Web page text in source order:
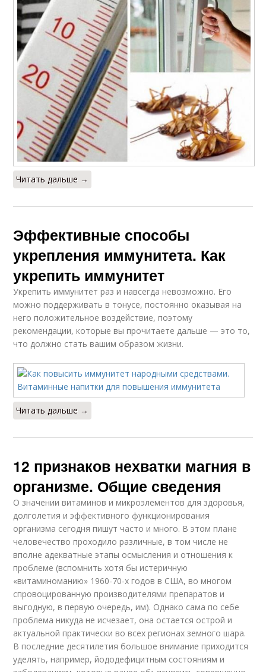
Читать дальше →
Эффективные способы
укрепления иммунитета. Как
укрепить иммунитет
Укрепить иммунитет раз и навсегда невозможно. Его
можно поддерживать в тонусе, постоянно оказывая на
него положительное воздействие, поэтому
рекомендации, которые вы прочитаете дальше — это то,
что должно стать вашим образом жизни.
Читать дальше →
12 признаков нехватки магния в
организме. Общие сведения
О значении витаминов и микроэлементов для здоровья,
долголетия и эффективного функционирования
организма сегодня пишут часто и много. В этом плане
человечество проходило различные, в том числе не
вполне адекватные этапы осмысления и отношения к
проблеме (вспомнить хотя бы истеричную
«витаминоманию» 1960-70-х годов в США, во многом
спровоцированную производителями препаратов и
выгодную, в первую очередь, им). Однако сама по себе
проблема никуда не исчезает, она остается острой и
актуальной практически во всех регионах земного шара.
В последние десятилетия большое внимание приходится
уделять, например, йододефицитным состояниям и